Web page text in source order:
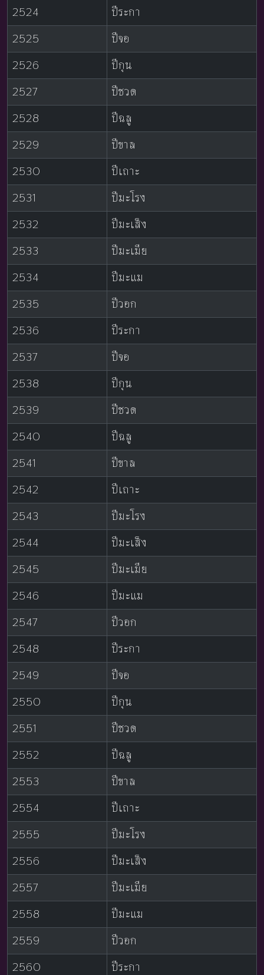
2524
ปีระกา
2525
ปีจอ
2526
ปีกุน
2527
ปีชวด
2528
ปีฉลู
2529
ปีขาล
2530
ปีเถาะ
2531
ปีมะโรง
2532
ปีมะเส็ง
2533
ปีมะเมีย
2534
ปีมะแม
2535
ปีวอก
2536
ปีระกา
2537
ปีจอ
2538
ปีกุน
2539
ปีชวด
2540
ปีฉลู
2541
ปีขาล
2542
ปีเถาะ
2543
ปีมะโรง
2544
ปีมะเส็ง
2545
ปีมะเมีย
2546
ปีมะแม
2547
ปีวอก
2548
ปีระกา
2549
ปีจอ
2550
ปีกุน
2551
ปีชวด
2552
ปีฉลู
2553
ปีขาล
2554
ปีเถาะ
2555
ปีมะโรง
2556
ปีมะเส็ง
2557
ปีมะเมีย
2558
ปีมะแม
2559
ปีวอก
2560
ปีระกา